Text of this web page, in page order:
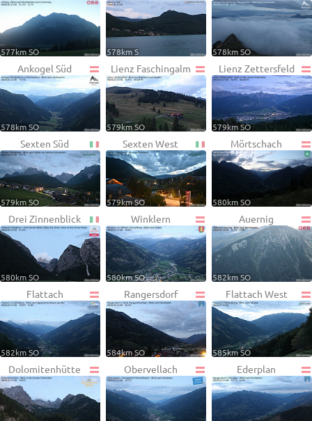
577km SO 578km S 578km SO
Ankogel Süd
578km SO
Lienz Faschingalm
579km SO
Lienz Zettersfeld
579km SO
Sexten Süd
579km SO
Sexten West
579km SO
Mörtschach
580km SO
Drei Zinnenblick
580km SO
Winklern
580km SO
Auernig
582km SO
Flattach
582km SO
Rangersdorf
584km SO
Flattach West
585km SO
Dolomitenhütte Obervellach Ederplan